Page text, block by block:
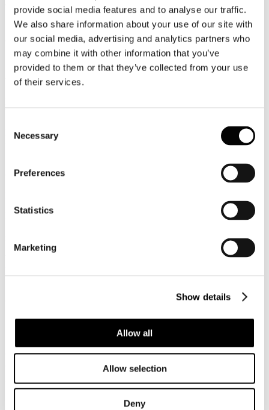
provide social media features and to analyse our traffic.
We also share information about your use of our site with
our social media, advertising and analytics partners who
may combine it with other information that you’ve
provided to them or that they’ve collected from your use
of their services.
Selection
Necessary
Preferences
Statistics
Marketing
Show details
Allow all
Allow selection
Deny
TTGITALIA
Il viaggio come antidoto all'intolleranza: chi vede il mondo è più
aperto verso gli altri
EVENT REPORT
Per gli stagionali del turismo contributi a rischio
TRAVELNOSTOP
Business travel: Cina primo mercato mondiale
GUIDA VIAGGI
Centro Studi Confindustria - Esportare la Dolce vita
La7 - Tagadà - Puntata del 25 aprile 2016
cliccando direttamente sulla notizia prescelta è necessario per la
"memorizza i dati di accesso".
credenziali di accesso vi invitiamo a contattarci all'indirizzo
affarigenerali@alberghiconfindustria.it
V.le Pasteur, 10 - 00144 Roma (RM), Italia T +39.06.5924274 F